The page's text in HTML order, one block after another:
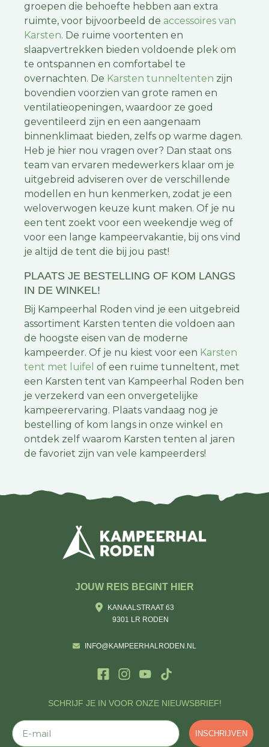
groepen die behoefte hebben aan extra
ruimte, voor bijvoorbeeld de accessoires van
Karsten. De ruime voortenten en
slaapvertrekken bieden voldoende plek om
te ontspannen en comfortabel te
overnachten. De Karsten tunneltenten zijn
bovendien voorzien van grote ramen en
ventilatieopeningen, waardoor ze goed
geventileerd zijn en een aangenaam
binnenklimaat bieden, zelfs op warme dagen.
Heb je hier nou vragen over? Dan staat ons
team van ervaren medewerkers klaar om je
uitgebreid adviseren over de verschillende
modellen en hun kenmerken, zodat je een
weloverwogen keuze kunt maken. Of je nu
een tent zoekt voor een weekendje weg of
voor een lange kampeervakantie, bij ons vind
je altijd de tent die bij jou past!
PLAATS JE BESTELLING OF KOM LANGS
IN DE WINKEL!
Bij Kampeerhal Roden vind je een uitgebreid
assortiment Karsten tenten die voldoen aan
de hoogste eisen van de moderne
kampeerder. Of je nu kiest voor een Karsten
tent met luifel of een ruime tunneltent, met
een Karsten tent van Kampeerhal Roden ben
je verzekerd van een onvergetelijke
kampeerervaring. Plaats vandaag nog je
bestelling of kom langs in onze winkel en
ontdek zelf waarom Karsten tenten al jaren
de favoriet zijn van vele kampeerders!
SCHRIJF JE IN VOOR ONZE NIEUWSBRIEF!
E-mail
INSCHRIJVEN
JOUW REIS BEGINT HIER
KANAALSTRAAT 63
9301 LR RODEN
INFO@KAMPEERHALRODEN.NL